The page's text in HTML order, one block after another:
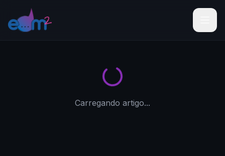
Carregando artigo...